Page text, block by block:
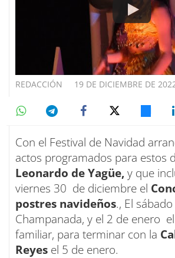
19 DE DICIEMBRE DE
REDACCIÓN
Con el Festival de Navidad
actos programados para estos
Leonardo de Yagüe,y que
viernes 30 de diciembre el
postres navideños., El
Champanada, y el 2 de enero
familiar, para terminar con la
Reyes el 5 de enero.